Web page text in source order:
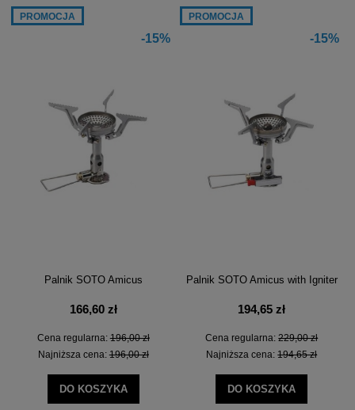
-15%
Palnik SOTO Amicus
166,60 zł
Cena regularna:196,00 zł
Najniższa cena:196,00 zł
DO KOSZYKA
PROMOCJA
-15%
Palnik SOTO Amicus with Igniter
194,65 zł
Cena regularna:229,00 zł
Najniższa cena:194,65 zł
DO KOSZYKA
PROMOCJA